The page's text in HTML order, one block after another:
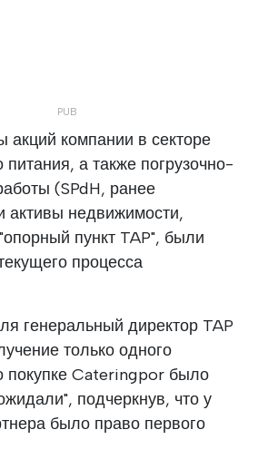
акций компании в секторе
а также погрузочно-
(SPdH, ранее
недвижимости,
пункт TAP", были
процесса
генеральный директор TAP
только одного
покупке Cateringpor было
подчеркнув, что у
было право первого